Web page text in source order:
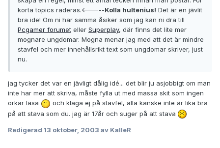
korta topics raderas.<-----Kolla hultenius! Det är en jävlit
bra ide! Om ni har samma åsiker som jag kan ni dra till
Pcgamer forumet eller Superplay, där finns det lite mer
mognare ungdomar. Mogna menar jag med att det är mindre
stavfel och mer innehållsrikt text som ungdomar skriver, just
nu.
jag tycker det var en jävligt dålig idé... det blir ju asjobbigt om man
inte har mer att skriva, måste fylla ut med massa skit som ingen
orkar läsa
och klaga ej på stavfel, alla kanske inte är lika bra
på att stava som du. jag är 17år och suger på att stava
Redigerad 13 oktober, 2003 av KalleR